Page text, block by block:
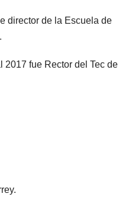
director de la Escuela de
2017 fue Rector del Tec de